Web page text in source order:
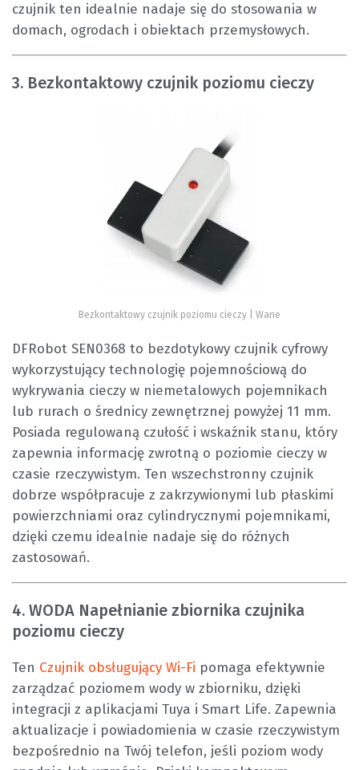
czujnik ten idealnie nadaje się do stosowania w
domach, ogrodach i obiektach przemysłowych.
3. Bezkontaktowy czujnik poziomu cieczy
Bezkontaktowy czujnik poziomu cieczy | Wane
DFRobot SEN0368 to bezdotykowy czujnik cyfrowy
wykorzystujący technologię pojemnościową do
wykrywania cieczy w niemetalowych pojemnikach
lub rurach o średnicy zewnętrznej powyżej 11 mm.
Posiada regulowaną czułość i wskaźnik stanu, który
zapewnia informację zwrotną o poziomie cieczy w
czasie rzeczywistym. Ten wszechstronny czujnik
dobrze współpracuje z zakrzywionymi lub płaskimi
powierzchniami oraz cylindrycznymi pojemnikami,
dzięki czemu idealnie nadaje się do różnych
zastosowań.
4. WODA Napełnianie zbiornika czujnika
poziomu cieczy
Ten Czujnik obsługujący Wi-Fi pomaga efektywnie
zarządzać poziomem wody w zbiorniku, dzięki
integracji z aplikacjami Tuya i Smart Life. Zapewnia
aktualizacje i powiadomienia w czasie rzeczywistym
bezpośrednio na Twój telefon, jeśli poziom wody